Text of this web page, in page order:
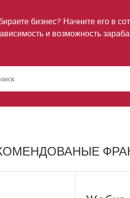
бизнес? Начните его в
и возможность